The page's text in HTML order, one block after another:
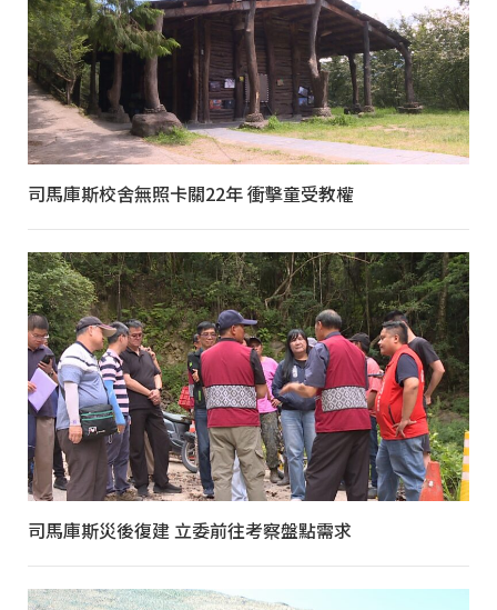
司馬庫斯校舍無照卡關22年 衝擊童受教權
司馬庫斯災後復建 立委前往考察盤點需求